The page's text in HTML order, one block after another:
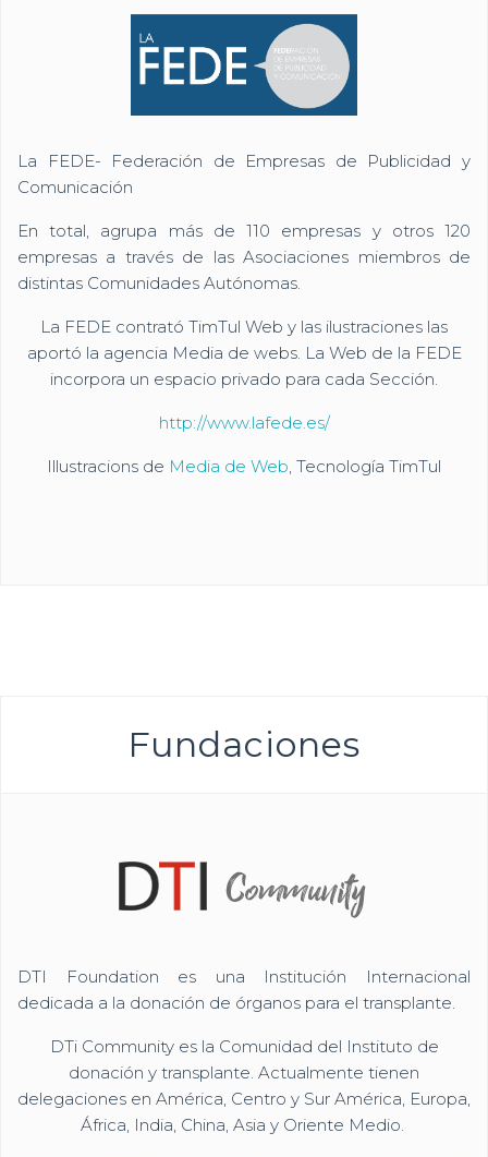
La FEDE- Federación de Empresas de Publicidad y
Comunicación
En total, agrupa más de 110 empresas y otros 120
empresas a través de las Asociaciones miembros de
distintas Comunidades Autónomas.
La FEDE contrató TimTul Web y las ilustraciones las
aportó la agencia Media de webs. La Web de la FEDE
incorpora un espacio privado para cada Sección.
http://www.lafede.es/
Illustracions de Media de Web, Tecnología TimTul
Fundaciones
DTI Foundation es una Institución Internacional
dedicada a la donación de órganos para el transplante.
DTi Community es la Comunidad del Instituto de
donación y transplante. Actualmente tienen
delegaciones en América, Centro y Sur América, Europa,
África, India, China, Asia y Oriente Medio.